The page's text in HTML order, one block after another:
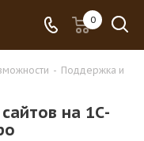
0
- Поддержка и
на 1С-